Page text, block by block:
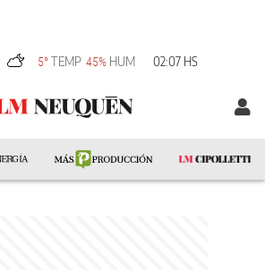
5°TEMP 45% HUM 02:07 HS